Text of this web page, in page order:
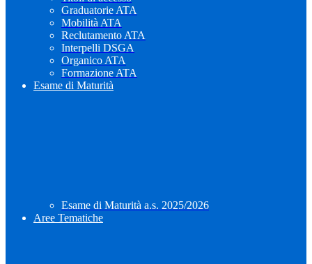
Graduatorie ATA
Mobilità ATA
Reclutamento ATA
Interpelli DSGA
Organico ATA
Formazione ATA
Esame di Maturità
Esame di Maturità a.s. 2025/2026
Aree Tematiche